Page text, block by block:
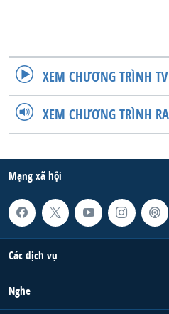
XEM CHƯƠNG TRÌNH TV
XEM CHƯƠNG TRÌNH
Mạng xã hội
Các dịch vụ
Nghe